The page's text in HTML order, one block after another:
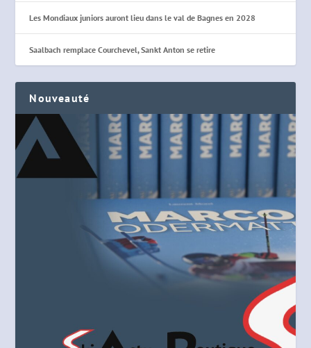
Les Mondiaux juniors auront lieu dans le val de Bagnes en 2028
Saalbach remplace Courchevel, Sankt Anton se retire
Nouveauté